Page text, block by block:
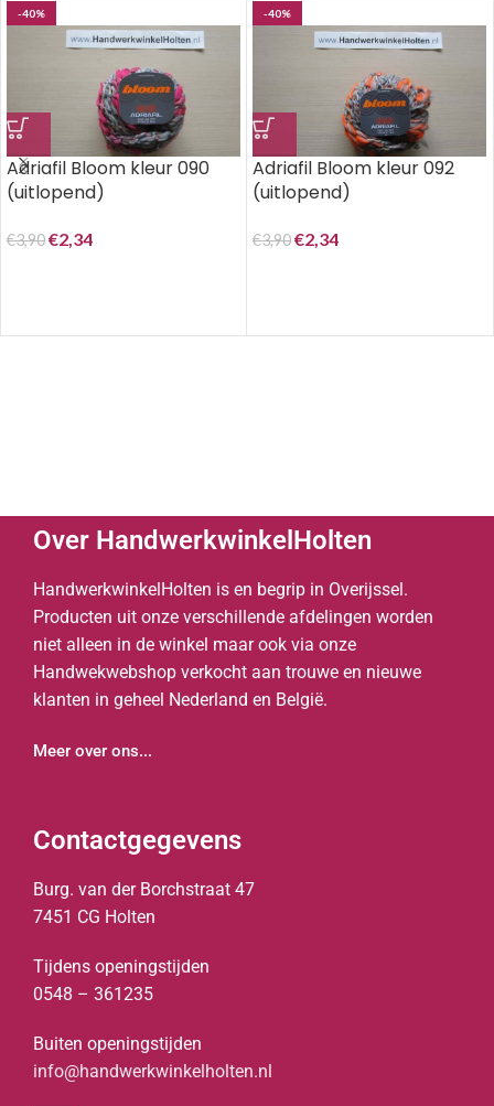
-40%
Adriafil Bloom kleur 090
(uitlopend)
€3,90€2,34
-40%
Adriafil Bloom kleur 092
(uitlopend)
€3,90€2,34
Over HandwerkwinkelHolten
HandwerkwinkelHolten is en begrip in Overijssel.
Producten uit onze verschillende afdelingen worden
niet alleen in de winkel maar ook via onze
Handwekwebshop verkocht aan trouwe en nieuwe
klanten in geheel Nederland en België.
Meer over ons...
Contactgegevens
Burg. van der Borchstraat 47
7451 CG Holten
Tijdens openingstijden
0548 – 361235
Buiten openingstijden
info@handwerkwinkelholten.nl